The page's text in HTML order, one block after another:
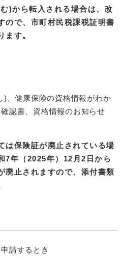
)から転入される場合は、改
ので、市町村民税課税証明書
ます。
)、健康保険の資格情報がわか
認書、資格情報のお知らせ
は保険証が廃止されている場
7年（2025年）12月2日から
廃止されますので、添付書類
請するとき